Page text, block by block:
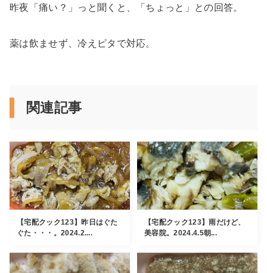
昨夜「痛い？」っと聞くと、「ちょっと」との回答。
薬は飲ませず、冷えピタで対応。
関連記事
【宅配クック123】昨日はぐた
ぐた・・・。2024.2....
【宅配クック123】雨だけど、
美容院。2024.4.5朝...